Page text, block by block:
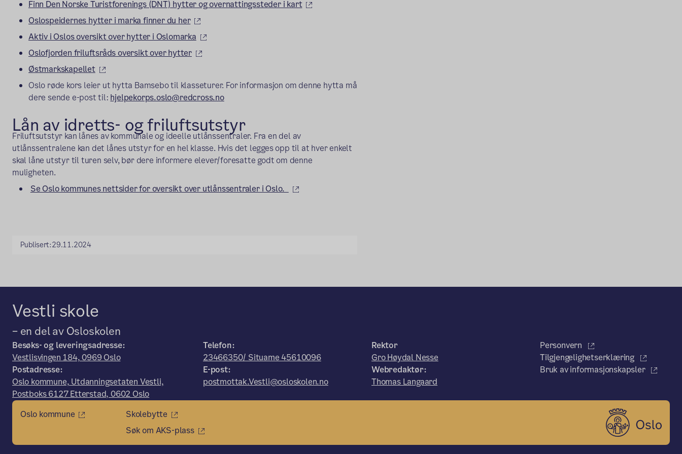
Finn Den Norske Turistforenings (DNT) hytter og overnattingssteder i kart
(ekstern lenke)
Oslospeidernes hytter i marka finner du her
(ekstern lenke)
Aktiv i Oslos oversikt over hytter i Oslomarka
(ekstern lenke)
Oslofjorden friluftsråds oversikt over hytter
(ekstern lenke)
Østmarkskapellet
(ekstern lenke)
Oslo røde kors leier ut hytta Bamsebo til klasseturer. For informasjon om denne hytta må
dere sende e-post til: hjelpekorps.oslo@redcross.no
Lån av idretts- ogfriluftsutstyr
Friluftsutstyr kan lånes av kommunale og ideelle utlånssentraler. Fra en del av
utlånssentralene kan det lånes utstyr for en hel klasse. Hvis det legges opp til at hver enkelt
skal låne utstyr til turen selv, bør dere informere elever/foresatte godt om denne
muligheten.
Se Oslo kommunes nettsider for oversikt over utlånssentraler i Oslo.
(ekstern lenke)
Publisert:29.11.2024
Vestli skole
– en del av Osloskolen
Besøks- og leveringsadresse:
Vestlisvingen 184, 0969 Oslo
Postadresse:
Oslo kommune, Utdanningsetaten Vestli,
Postboks 6127 Etterstad, 0602 Oslo
Telefon:
23466350/ Situame 45610096
E-post:
postmottak.Vestli@osloskolen.no
Rektor
Gro Høydal Nesse
Webredaktør:
Thomas Langaard
Personvern
Tilgjengelighetserklæring
Bruk av informasjonskapsler
Oslo kommune
Skolebytte
Søk om AKS-plass